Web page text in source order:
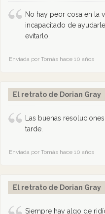
No hay peor cosa en la
incapacitado de
evitarlo.
Enviada por Tomás hace 10 años
El retrato de Dorian Gray
Las buenas
tarde.
Enviada por Tomás hace 10 años
El retrato de Dorian Gray
Siempre hay algo de